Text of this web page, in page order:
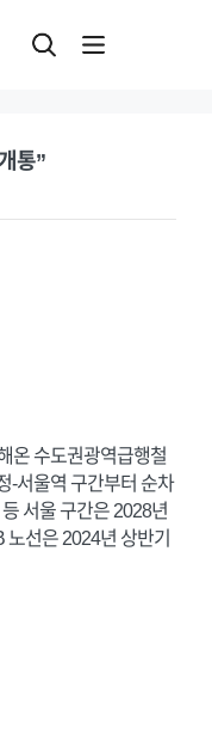
통”
온 수도권광역급행철
-서울역 구간부터 순차
서울 구간은 2028년
선은 2024년 상반기